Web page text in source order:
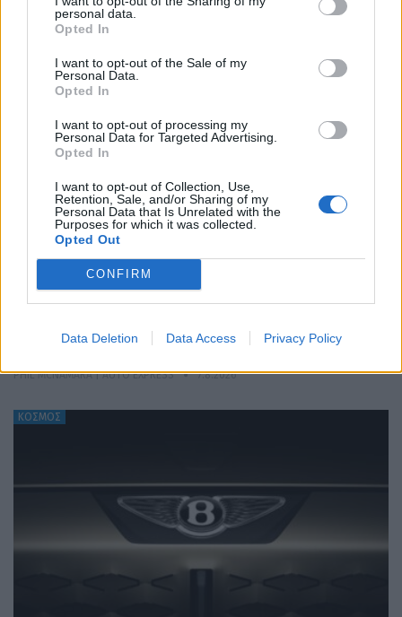
personal data.
Opted In
I want to opt-out of the Sale of my
Personal Data.
Opted In
I want to opt-out of processing my
Personal Data for Targeted Advertising.
Opted In
I want to opt-out of Collection, Use,
Retention, Sale, and/or Sharing of my
Personal Data that Is Unrelated with the
Purposes for which it was collected.
Opted Out
CONFIRM
Data Deletion Data Access Privacy Policy
ΕΠΙΚΑΙΡΟΤΗΤΑ
ΚΟΣΜΟΣ
Ο Alain Favey αποκλειστικά στα Auto Express /
MotorOne: «Δεν θα υπάρξει άλλο GTi…
PHIL MCNAMARA | AUTO EXPRESS 7.8.2026
ΚΟΣΜΟΣ